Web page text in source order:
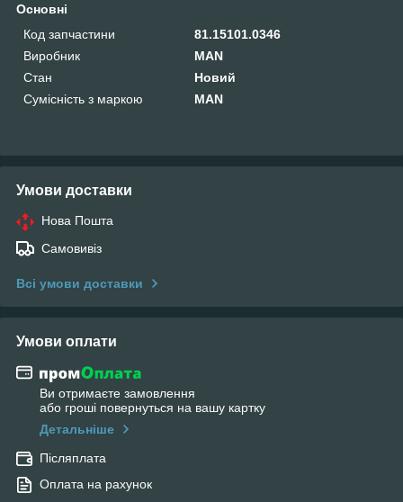
Основні
Код запчастини
81.15101.0346
Виробник
MAN
Стан
Новий
Сумісність з маркою
MAN
Умови доставки
Нова Пошта
Самовивіз
Всі умови доставки
Умови оплати
Ви отримаєте замовлення
або гроші повернуться на вашу картку
Детальніше
Післяплата
Оплата на рахунок